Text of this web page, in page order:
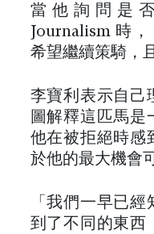
當他詢問是
Journalism 時
希望繼續策騎，
李寶利表示自己
圖解釋這匹馬是
他在被拒絕時感
於他的最大機會
「我們一早已
到了不同的東西